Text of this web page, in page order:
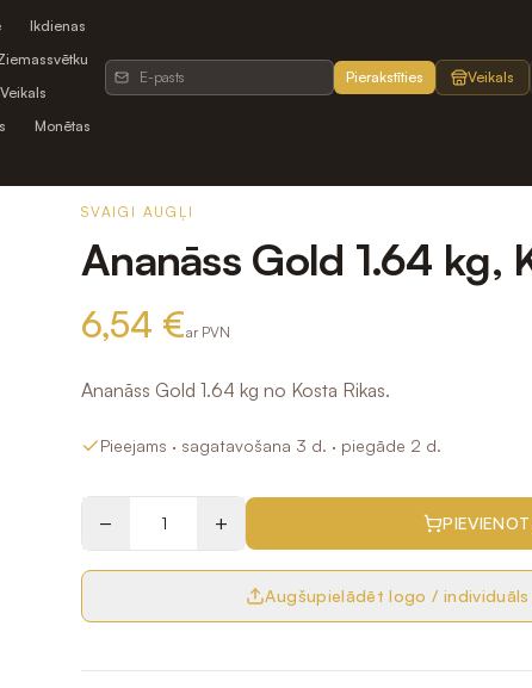
Ikdienas
Veikals
Monētas
Pierakstīties Veikals
SVAIGI AUGĻI
Ananāss Gold 1.64 kg,
6,54 €ar PVN
Ananāss Gold 1.64 kg no Kosta Rikas.
Pieejams · sagatavošana 3 d. · piegāde 2 d.
− +
Augšupielādēt logo / individuāls